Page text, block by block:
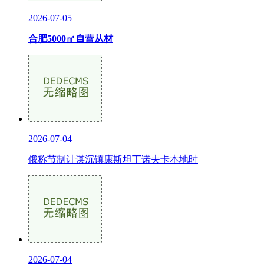
2026-07-05
合肥5000㎡自营从材
2026-07-04
俄称节制计谋沉镇康斯坦丁诺夫卡本地时
2026-07-04